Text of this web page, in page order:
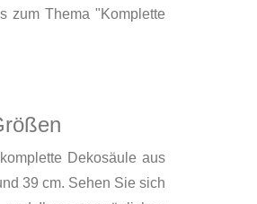
zum Thema "Komplette
Dekosäule aus
39 cm. Sehen Sie sich